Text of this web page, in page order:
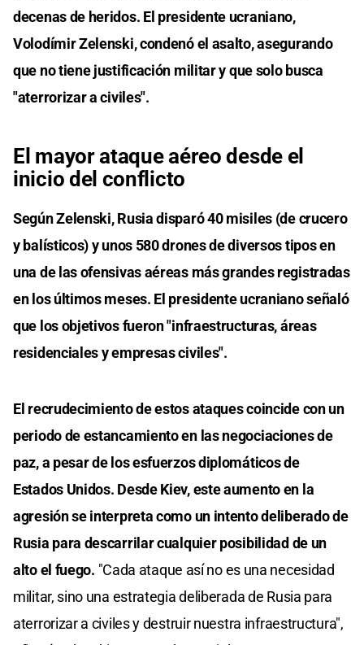
decenas de heridos. El presidente ucraniano,
Volodímir Zelenski, condenó el asalto, asegurando
que no tiene justificación militar y que solo busca
"aterrorizar a civiles".
El mayor ataque aéreo desde el
inicio del conflicto
Según Zelenski, Rusia disparó 40 misiles (de crucero
y balísticos) y unos 580 drones de diversos tipos en
una de las ofensivas aéreas más grandes registradas
en los últimos meses. El presidente ucraniano señaló
que los objetivos fueron "infraestructuras, áreas
residenciales y empresas civiles".
El recrudecimiento de estos ataques coincide con un
periodo de estancamiento en las negociaciones de
paz, a pesar de los esfuerzos diplomáticos de
Estados Unidos. Desde Kiev, este aumento en la
agresión se interpreta como un intento deliberado de
Rusia para descarrilar cualquier posibilidad de un
alto el fuego. "Cada ataque así no es una necesidad
militar, sino una estrategia deliberada de Rusia para
aterrorizar a civiles y destruir nuestra infraestructura",